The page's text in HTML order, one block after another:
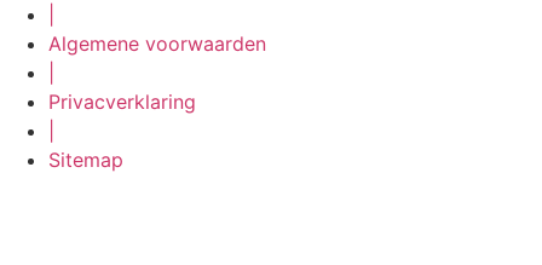
Algemene voorwaarden
Privacverklaring
Sitemap